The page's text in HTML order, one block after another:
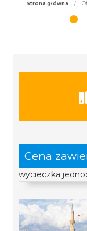
Strona główna /
Cena
wycieczka